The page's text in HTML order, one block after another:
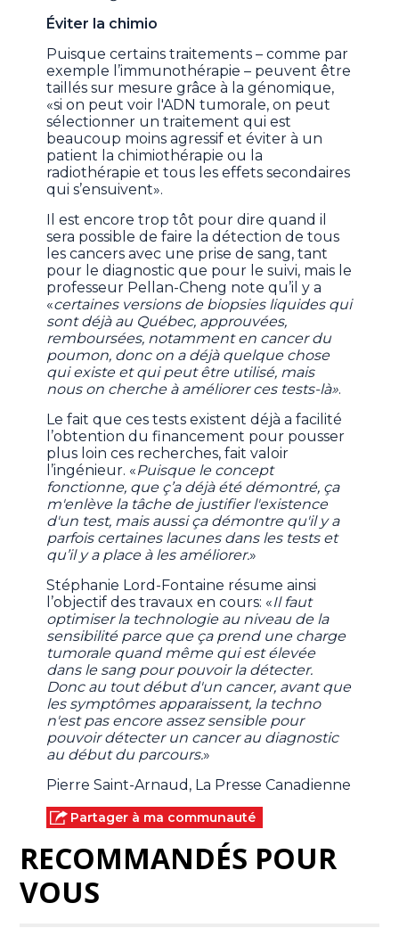
Éviter la chimio
Puisque certains traitements – comme par
exemple l’immunothérapie – peuvent être
taillés sur mesure grâce à la génomique,
«si on peut voir l'ADN tumorale, on peut
sélectionner un traitement qui est
beaucoup moins agressif et éviter à un
patient la chimiothérapie ou la
radiothérapie et tous les effets secondaires
qui s’ensuivent».
Il est encore trop tôt pour dire quand il
sera possible de faire la détection de tous
les cancers avec une prise de sang, tant
pour le diagnostic que pour le suivi, mais le
professeur Pellan-Cheng note qu’il y a
«certaines versions de biopsies liquides qui
sont déjà au Québec, approuvées,
remboursées, notamment en cancer du
poumon, donc on a déjà quelque chose
qui existe et qui peut être utilisé, mais
nous on cherche à améliorer ces tests-là».
Le fait que ces tests existent déjà a facilité
l’obtention du financement pour pousser
plus loin ces recherches, fait valoir
l’ingénieur. «Puisque le concept
fonctionne, que ç’a déjà été démontré, ça
m'enlève la tâche de justifier l'existence
d'un test, mais aussi ça démontre qu'il y a
parfois certaines lacunes dans les tests et
qu’il y a place à les améliorer.»
Stéphanie Lord-Fontaine résume ainsi
l’objectif des travaux en cours: «Il faut
optimiser la technologie au niveau de la
sensibilité parce que ça prend une charge
tumorale quand même qui est élevée
dans le sang pour pouvoir la détecter.
Donc au tout début d'un cancer, avant que
les symptômes apparaissent, la techno
n'est pas encore assez sensible pour
pouvoir détecter un cancer au diagnostic
au début du parcours.»
Pierre Saint-Arnaud, La Presse Canadienne
Partager à ma communauté
RECOMMANDÉS POUR
VOUS